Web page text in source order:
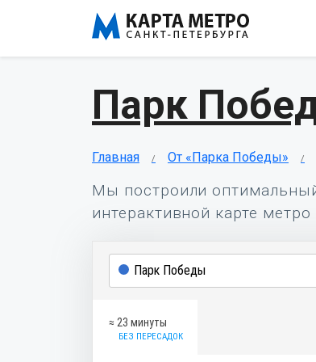
Парк
Главная От «Парка Победы»
Мы построили
интерактивной карте
≈ 23 минуты
БЕЗ ПЕРЕСАДОК